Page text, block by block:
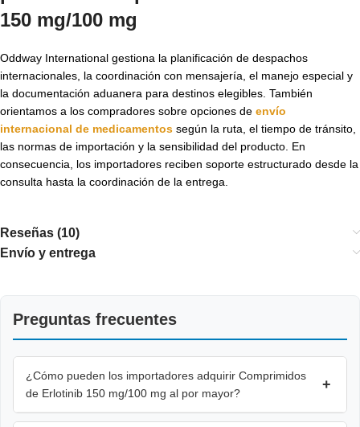
150 mg/100 mg
Oddway International gestiona la planificación de despachos
internacionales, la coordinación con mensajería, el manejo especial y
la documentación aduanera para destinos elegibles. También
orientamos a los compradores sobre opciones de envío
internacional de medicamentos según la ruta, el tiempo de tránsito,
las normas de importación y la sensibilidad del producto. En
consecuencia, los importadores reciben soporte estructurado desde la
consulta hasta la coordinación de la entrega.
Reseñas (10)
Envío y entrega
Preguntas frecuentes
¿Cómo pueden los importadores adquirir Comprimidos
de Erlotinib 150 mg/100 mg al por mayor?
+